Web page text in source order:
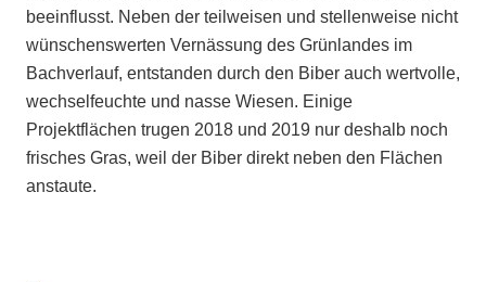
beeinflusst. Neben der teilweisen und stellenweise nicht
wünschenswerten Vernässung des Grünlandes im
Bachverlauf, entstanden durch den Biber auch wertvolle,
wechselfeuchte und nasse Wiesen. Einige
Projektflächen trugen 2018 und 2019 nur deshalb noch
frisches Gras, weil der Biber direkt neben den Flächen
anstaute.